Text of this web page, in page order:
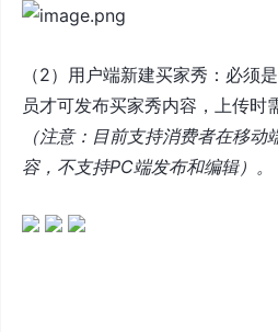
（2）用户端新建买家秀：必须
员才可发布买家秀内容，上传时
（注意：目前支持消费者在移
容，不支持PC端发布和编辑）。